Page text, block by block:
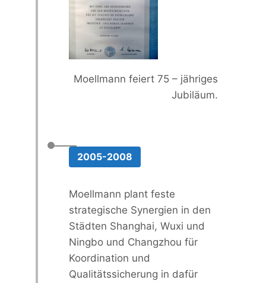
Moellmann feiert 75 – jähriges
Jubiläum.
2005-2008
Moellmann plant feste
strategische Synergien in den
Städten Shanghai, Wuxi und
Ningbo und Changzhou für
Koordination und
Qualitätssicherung in dafür